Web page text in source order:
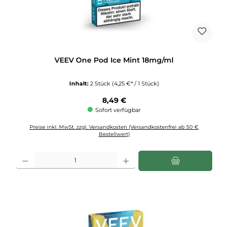
VEEV One Pod Ice Mint 18mg/ml
Inhalt: 2 Stück (4,25 €* / 1 Stück)
Regulärer Preis:
8,49 €
Sofort verfügbar
Preise inkl. MwSt. zzgl. Versandkosten (Versandkostenfrei ab 50 €
Bestellwert)